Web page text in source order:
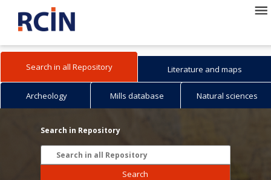
Search in all Repository Literature and maps
Archeology Mills database Natural sciences
Search in Repository
Search